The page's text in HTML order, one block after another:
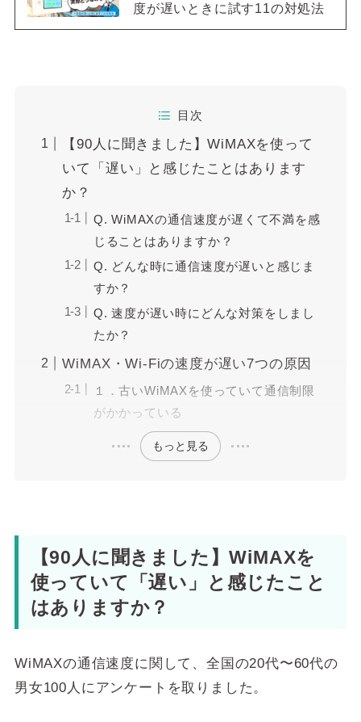
度が遅いときに試す11の対処法
目次
【90人に聞きました】WiMAXを使って
いて「遅い」と感じたことはあります
か？
Q. WiMAXの通信速度が遅くて不満を感
じることはありますか？
Q. どんな時に通信速度が遅いと感じま
すか？
Q. 速度が遅い時にどんな対策をしまし
たか？
WiMAX・Wi-Fiの速度が遅い7つの原因
１．古いWiMAXを使っていて通信制限
がかかっている
もっと見る
【90人に聞きました】WiMAXを
使っていて「遅い」と感じたこと
はありますか？
WiMAXの通信速度に関して、全国の20代〜60代の
男女100人にアンケートを取りました。